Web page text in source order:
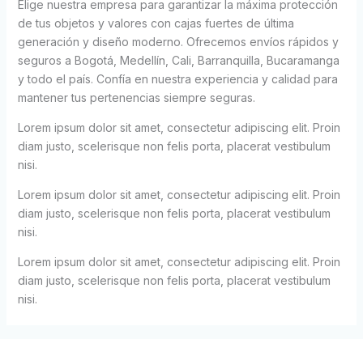
Elige nuestra empresa para garantizar la máxima protección
de tus objetos y valores con cajas fuertes de última
generación y diseño moderno. Ofrecemos envíos rápidos y
seguros a Bogotá, Medellín, Cali, Barranquilla, Bucaramanga
y todo el país. Confía en nuestra experiencia y calidad para
mantener tus pertenencias siempre seguras.
Lorem ipsum dolor sit amet, consectetur adipiscing elit. Proin
diam justo, scelerisque non felis porta, placerat vestibulum
nisi.
Lorem ipsum dolor sit amet, consectetur adipiscing elit. Proin
diam justo, scelerisque non felis porta, placerat vestibulum
nisi.
Lorem ipsum dolor sit amet, consectetur adipiscing elit. Proin
diam justo, scelerisque non felis porta, placerat vestibulum
nisi.